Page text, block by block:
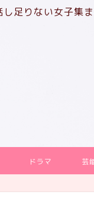
足りない女子集
ドラマ 芸